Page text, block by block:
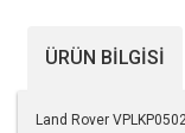
ÜRÜN BILGISI
Land Rover